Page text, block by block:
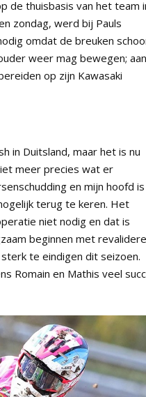
de thuisbasis van het team
zondag, werd bij Pauls
omdat de breuken
weer mag bewegen; aan
op zijn Kawasaki
in Duitsland, maar het is nu
meer precies wat er
en mijn hoofd is
terug te keren. Het
niet nodig en dat is
beginnen met
te eindigen dit seizoen.
Romain en Mathis veel